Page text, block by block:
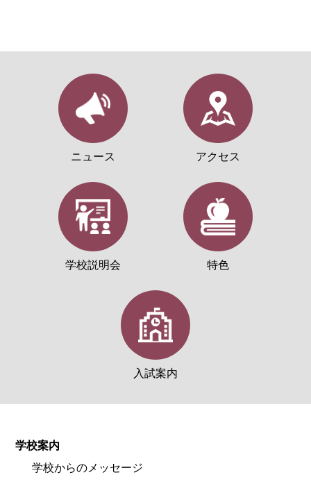
ニュース アクセス
学校説明会 特色
入試案内
学校案内
学校からのメッセージ